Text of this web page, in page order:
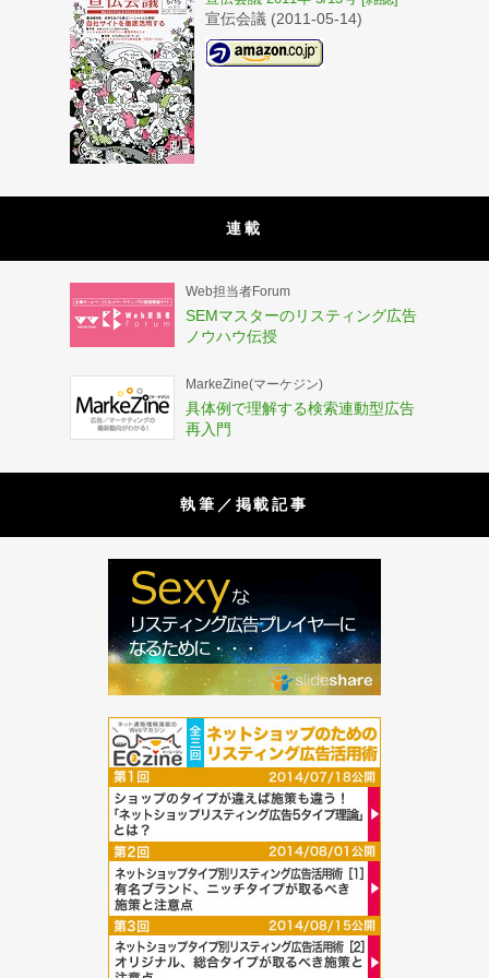
宣伝会議 (2011-05-14)
連載
Web担当者Forum
SEMマスターのリスティング広告
ノウハウ伝授
MarkeZine(マーケジン)
具体例で理解する検索連動型広告
再入門
執筆／掲載記事